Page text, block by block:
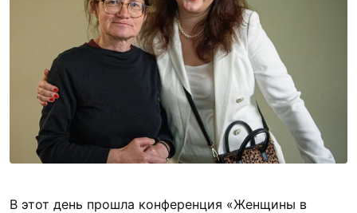
В этот день прошла конференция «Женщины в